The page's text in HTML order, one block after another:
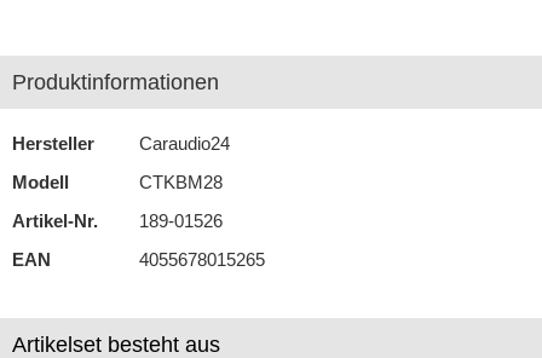
DAB+
Ersatzteile
Fahrzeughalter
Fernbedienungen
Produktinformationen
Hersteller
Caraudio24
Modell
CTKBM28
Artikel-Nr.
189-01526
EAN
4055678015265
Artikelset besteht aus